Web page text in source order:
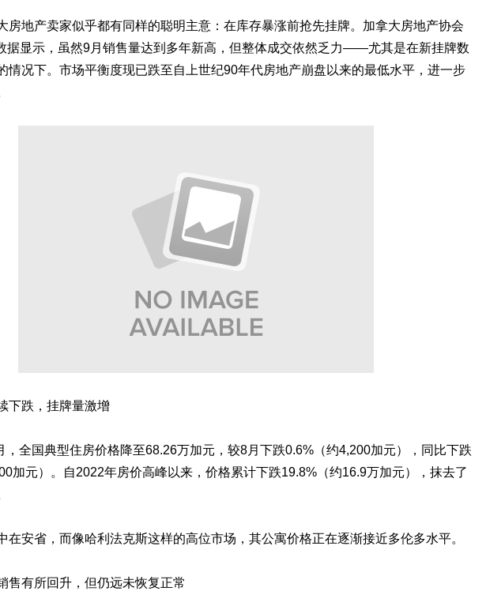
房地产卖家似乎都有同样的聪明主意：在库存暴涨前抢先挂牌。加拿大房地产协会
据显示，虽然9月销售量达到多年新高，但整体成交依然乏力——尤其是在新挂牌数
情况下。市场平衡度现已跌至自上世纪90年代房地产崩盘以来的最低水平，进一步
下跌，挂牌量激增
，全国典型住房价格降至68.26万加元，较8月下跌0.6%（约4,200加元），同比下跌
加元）。自2022年房价高峰以来，价格累计下跌19.8%（约16.9万加元），抹去了
在安省，而像哈利法克斯这样的高位市场，其公寓价格正在逐渐接近多伦多水平。
售有所回升，但仍远未恢复正常